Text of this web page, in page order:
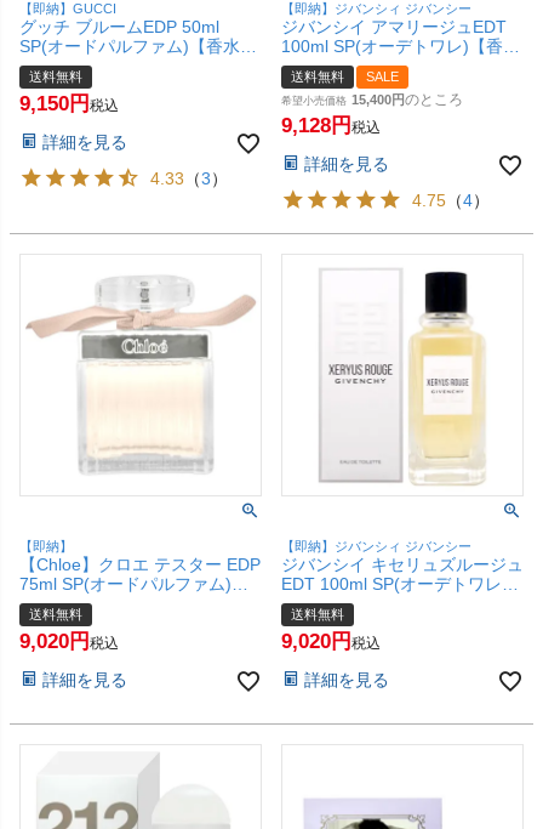
【即納】GUCCI
グッチ ブルームEDP 50ml
SP(オードパルファム)【香水】
【宅配便送料無料】
送料無料
9,150 税込
詳細を見る
4.33 （3）
【即納】ジバンシィ ジバンシー
ジバンシイ アマリージュEDT
100ml SP(オーデトワレ)【香
水】【宅配便送料無料】
送料無料 SALE
希望小売価格 15,400 のところ
9,128 税込
詳細を見る
4.75 （4）
【即納】
【Chloe】クロエ テスター EDP
75ml SP(オードパルファム)
【香水】【未使用品】【宅配便
送料無料】(6064192)
送料無料
9,020 税込
詳細を見る
【即納】ジバンシィ ジバンシー
ジバンシイ キセリュズルージュ
EDT 100ml SP(オーデトワレ)
【香水】【宅配便送料無料】
(6003294)
送料無料
9,020 税込
詳細を見る